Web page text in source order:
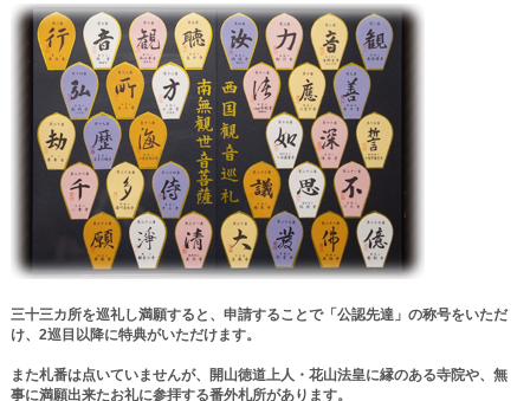
三十三カ所を巡礼し満願すると、申請することで「公認先達」の称号をいただ
け、2巡目以降に特典がいただけます。
また札番は点いていませんが、開山徳道上人・花山法皇に縁のある寺院や、無
事に満願出来たお礼に参拝する番外札所があります。